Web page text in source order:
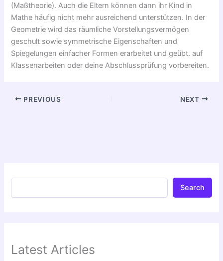
(Maßtheorie). Auch die Eltern können dann ihr Kind in
Mathe häufig nicht mehr ausreichend unterstützen. In der
Geometrie wird das räumliche Vorstellungsvermögen
geschult sowie symmetrische Eigenschaften und
Spiegelungen einfacher Formen erarbeitet und geübt. auf
Klassenarbeiten oder deine Abschlussprüfung vorbereiten.
PREVIOUS NEXT
Search
Latest Articles